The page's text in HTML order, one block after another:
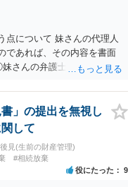
について 妹さんの代理人
であれば、その内容を書面
さんの弁護士に対して、連
合意書等の書面を作成して
っかり確認する。納得でき
を求める。 なお、相続に
する旨を記載してもらいま
了となります。 ③合意書等
捺印する。 という流れで
」の提出を無視し
して
見(生前の財産管理)
#相続放棄
役にたった 9